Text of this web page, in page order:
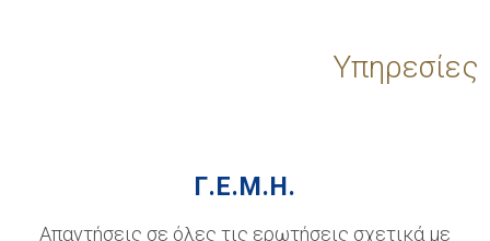
Υπηρεσίες
Γ.Ε.Μ.Η.
Απαντήσεις σε όλες τις ερωτήσεις σχετικά με